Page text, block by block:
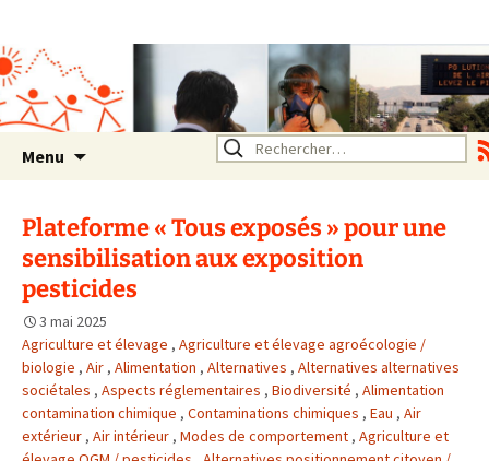
Rhône Alpes
Un environnement sain pour
la santé de tous
Menu Rechercher :
Plateforme « Tous exposés » pour une
sensibilisation aux exposition
pesticides
3 mai 2025
Agriculture et élevage , Agriculture et élevage agroécologie /
biologie , Air , Alimentation , Alternatives , Alternatives alternatives
sociétales , Aspects réglementaires , Biodiversité , Alimentation
contamination chimique , Contaminations chimiques , Eau , Air
extérieur , Air intérieur , Modes de comportement , Agriculture et